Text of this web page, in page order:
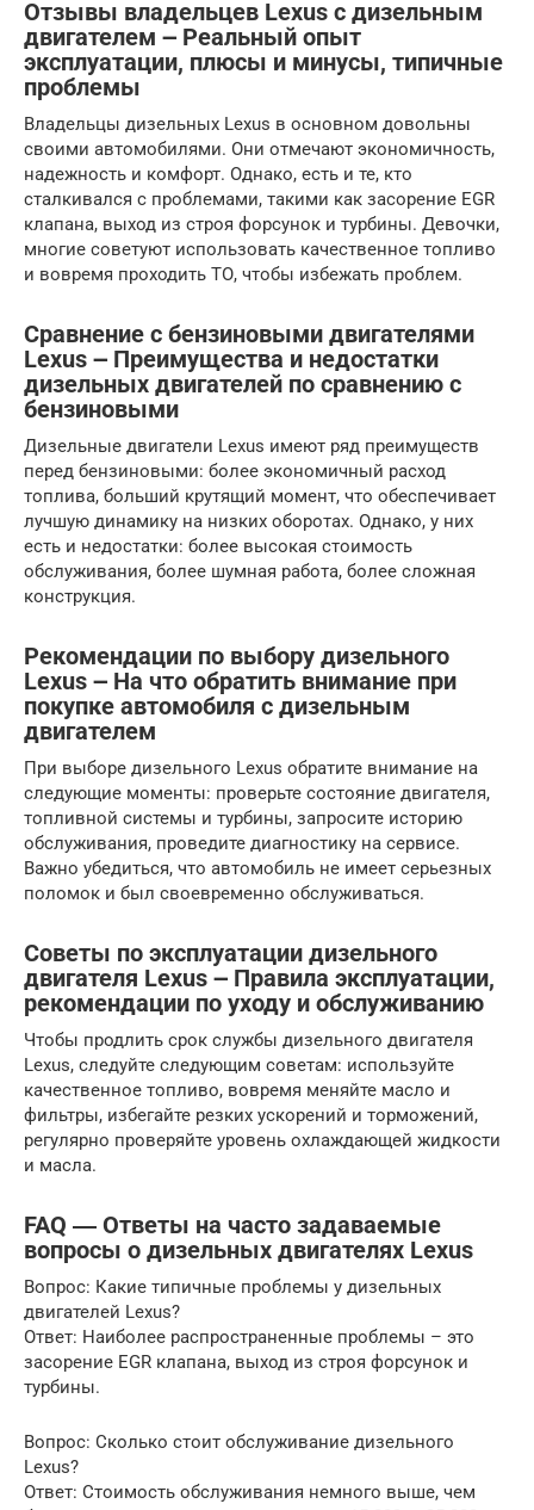
Отзывы владельцев Lexus с дизельным
двигателем ౼ Реальный опыт
эксплуатации, плюсы и минусы, типичные
проблемы
Владельцы дизельных Lexus в основном довольны
своими автомобилями. Они отмечают экономичность,
надежность и комфорт. Однако, есть и те, кто
сталкивался с проблемами, такими как засорение EGR
клапана, выход из строя форсунок и турбины. Девочки,
многие советуют использовать качественное топливо
и вовремя проходить ТО, чтобы избежать проблем.
Сравнение с бензиновыми двигателями
Lexus ౼ Преимущества и недостатки
дизельных двигателей по сравнению с
бензиновыми
Дизельные двигатели Lexus имеют ряд преимуществ
перед бензиновыми: более экономичный расход
топлива, больший крутящий момент, что обеспечивает
лучшую динамику на низких оборотах. Однако, у них
есть и недостатки: более высокая стоимость
обслуживания, более шумная работа, более сложная
конструкция.
Рекомендации по выбору дизельного
Lexus ౼ На что обратить внимание при
покупке автомобиля с дизельным
двигателем
При выборе дизельного Lexus обратите внимание на
следующие моменты: проверьте состояние двигателя,
топливной системы и турбины, запросите историю
обслуживания, проведите диагностику на сервисе.
Важно убедиться, что автомобиль не имеет серьезных
поломок и был своевременно обслуживаться.
Советы по эксплуатации дизельного
двигателя Lexus ౼ Правила эксплуатации,
рекомендации по уходу и обслуживанию
Чтобы продлить срок службы дизельного двигателя
Lexus, следуйте следующим советам: используйте
качественное топливо, вовремя меняйте масло и
фильтры, избегайте резких ускорений и торможений,
регулярно проверяйте уровень охлаждающей жидкости
и масла.
FAQ ― Ответы на часто задаваемые
вопросы о дизельных двигателях Lexus
Вопрос: Какие типичные проблемы у дизельных
двигателей Lexus?
Ответ: Наиболее распространенные проблемы – это
засорение EGR клапана, выход из строя форсунок и
турбины.
Вопрос: Сколько стоит обслуживание дизельного
Lexus?
Ответ: Стоимость обслуживания немного выше, чем